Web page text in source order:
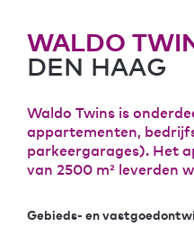
WALDO
DEN HAAG
Waldo Twins is
appartementen,
parkeergarages). Het
van 2500 m² leverden
Gebieds- en